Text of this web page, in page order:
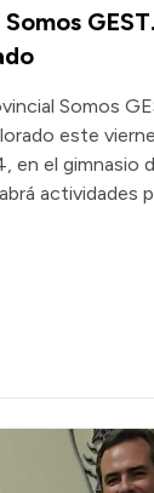
Somos
este
en el gimnasio
actividades